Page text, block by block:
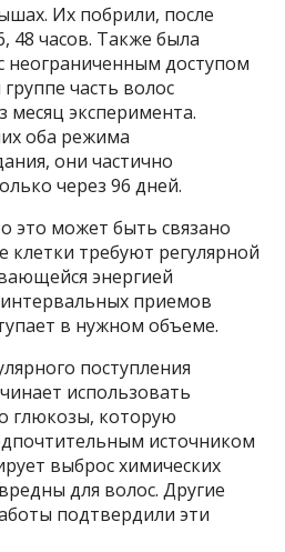
Их побрили, после
48 часов. Также была
неограниченным доступом
часть волос
месяц эксперимента.
оба режима
они частично
через 96 дней.
это может быть связано
клетки требуют регулярной
энергией
приемов
в нужном объеме.
поступления
использовать
глюкозы, которую
источником
выброс химических
для волос. Другие
подтвердили эти